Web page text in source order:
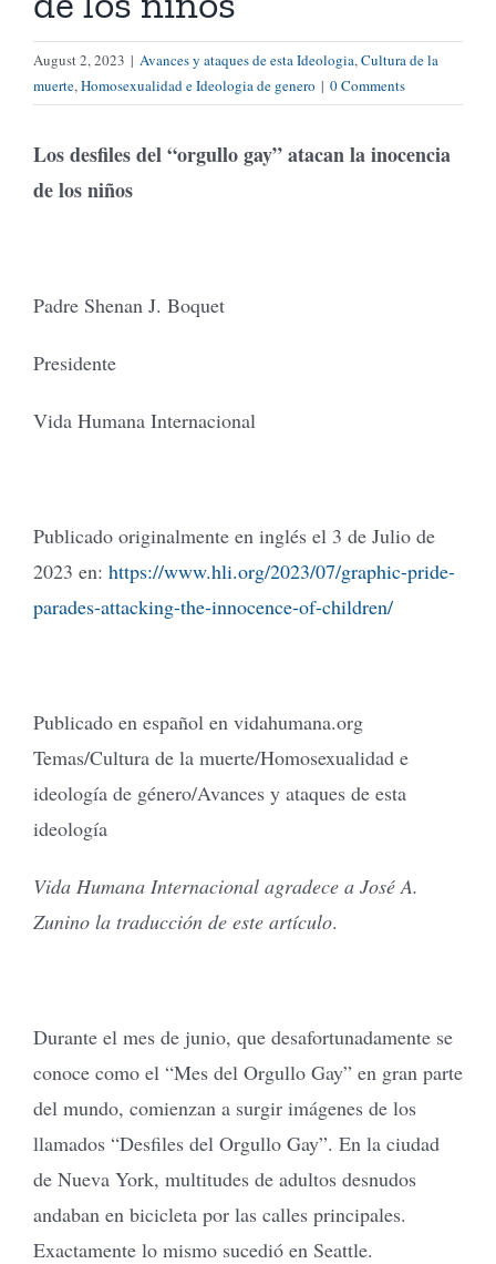
August 2, 2023 | Avances y ataques de esta Ideologia, Cultura de la
muerte, Homosexualidad e Ideologia de genero | 0 Comments
Los desfiles del “orgullo gay” atacan la inocencia
de los niños
Padre Shenan J. Boquet
Presidente
Vida Humana Internacional
Publicado originalmente en inglés el 3 de Julio de
2023 en: https://www.hli.org/2023/07/graphic-pride-
parades-attacking-the-innocence-of-children/
Publicado en español en vidahumana.org
Temas/Cultura de la muerte/Homosexualidad e
ideología de género/Avances y ataques de esta
ideología
Vida Humana Internacional agradece a José A.
Zunino la traducción de este artículo.
Durante el mes de junio, que desafortunadamente se
conoce como el “Mes del Orgullo Gay” en gran parte
del mundo, comienzan a surgir imágenes de los
llamados “Desfiles del Orgullo Gay”. En la ciudad
de Nueva York, multitudes de adultos desnudos
andaban en bicicleta por las calles principales.
Exactamente lo mismo sucedió en Seattle.